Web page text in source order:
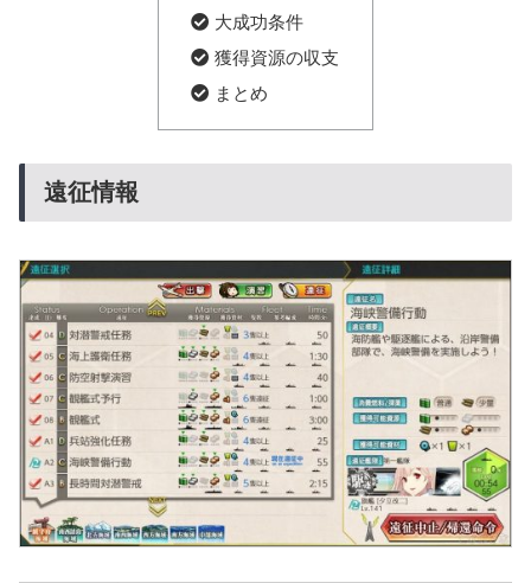
大成功条件
獲得資源の収支
まとめ
遠征情報